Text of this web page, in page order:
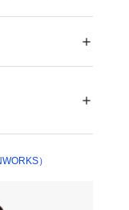
グをご覧くださ
）